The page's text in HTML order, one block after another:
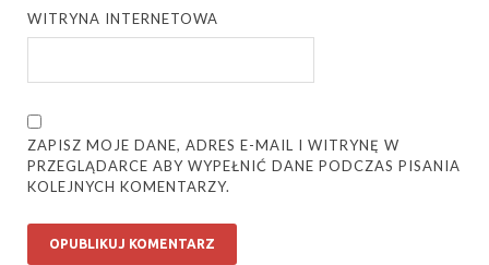
WITRYNA INTERNETOWA
ZAPISZ MOJE DANE, ADRES E-MAIL I WITRYNĘ W
PRZEGLĄDARCE ABY WYPEŁNIĆ DANE PODCZAS PISANIA
KOLEJNYCH KOMENTARZY.